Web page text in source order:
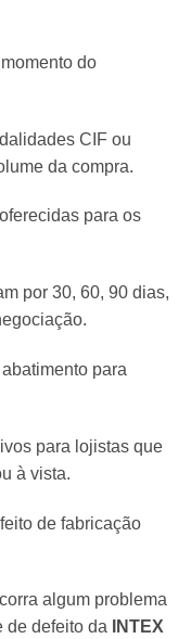
do
CIF ou
da compra.
para os
por 30, 60, 90 dias,
para
para lojistas que
à vista.
de fabricação
algum problema
de defeito da
INTEX